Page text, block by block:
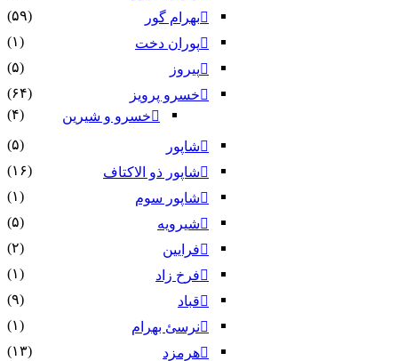
بهرام گور
(۵۹)
پوران دخت
(۱)
پیروز
(۵)
خسرو پرویز
(۶۴)
خسرو و شیرین
(۴)
شاپور
(۵)
شاپور ذو الاکتاف
(۱۶)
شاپور سوم‏
(۱)
شیرویه
(۵)
فرایین
(۲)
فرخ زاد
(۱)
قباد
(۹)
نرسئ بهرام‏
(۱)
هرمزد
(۱۳)